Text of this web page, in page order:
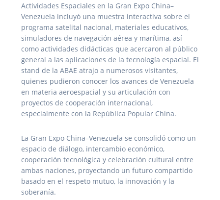
Actividades Espaciales en la Gran Expo China–
Venezuela incluyó una muestra interactiva sobre el
programa satelital nacional, materiales educativos,
simuladores de navegación aérea y marítima, así
como actividades didácticas que acercaron al público
general a las aplicaciones de la tecnología espacial. El
stand de la ABAE atrajo a numerosos visitantes,
quienes pudieron conocer los avances de Venezuela
en materia aeroespacial y su articulación con
proyectos de cooperación internacional,
especialmente con la República Popular China.
La Gran Expo China–Venezuela se consolidó como un
espacio de diálogo, intercambio económico,
cooperación tecnológica y celebración cultural entre
ambas naciones, proyectando un futuro compartido
basado en el respeto mutuo, la innovación y la
soberanía.